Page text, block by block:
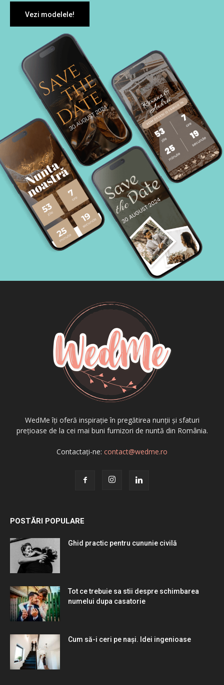
Vezi modelele!
WedMe îți oferă inspirație în pregătirea nunții și sfaturi
prețioase de la cei mai buni furnizori de nuntă din România.
Contactați-ne: contact@wedme.ro
POSTĂRI POPULARE
Ghid practic pentru cununie civilă
Tot ce trebuie sa stii despre schimbarea
numelui dupa casatorie
Cum să-i ceri pe nași. Idei ingenioase